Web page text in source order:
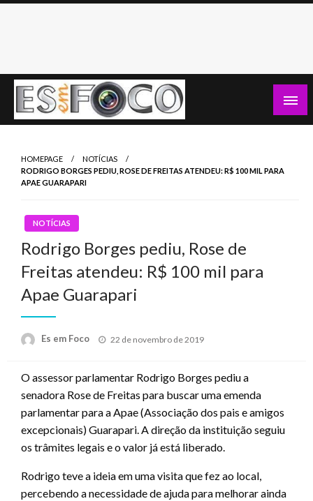
Skip
HOMEPAGE
NOTÍCIAS
RODRIGO BORGES PEDIU, ROSE DE FREITAS ATENDEU: R$ 100 MIL PARA
APAE GUARAPARI
NOTÍCIAS
Rodrigo Borges pediu, Rose de
Freitas atendeu: R$ 100 mil para
Apae Guarapari
Es em Foco
Posted
22 de novembro de 2019
O assessor parlamentar Rodrigo Borges pediu a
senadora Rose de Freitas para buscar uma emenda
parlamentar para a Apae (Associação dos pais e amigos
excepcionais) Guarapari. A direção da instituição seguiu
os trâmites legais e o valor já está liberado.
Rodrigo teve a ideia em uma visita que fez ao local,
percebendo a necessidade de ajuda para melhorar ainda